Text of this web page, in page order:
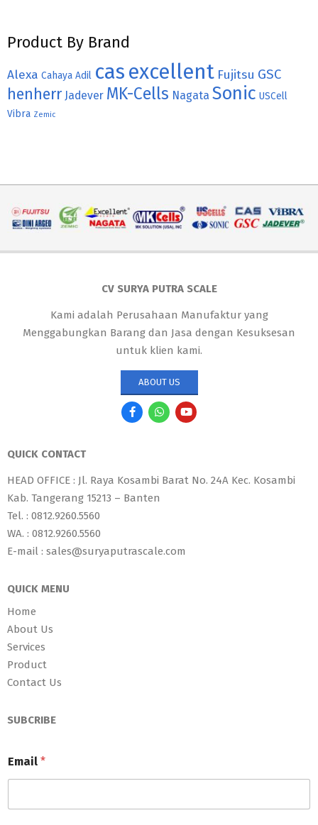
Product By Brand
Alexa Cahaya Adil cas excellent Fujitsu GSC
henherr Jadever MK-Cells Nagata Sonic USCell
Vibra Zemic
CV SURYA PUTRA SCALE
Kami adalah Perusahaan Manufaktur yang
Menggabungkan Barang dan Jasa dengan Kesuksesan
untuk klien kami.
ABOUT US
QUICK CONTACT
HEAD OFFICE : Jl. Raya Kosambi Barat No. 24A Kec. Kosambi
Kab. Tangerang 15213 – Banten
Tel. : 0812.9260.5560
WA. : 0812.9260.5560
E-mail : sales@suryaputrascale.com
QUICK MENU
Home
About Us
Services
Product
Contact Us
SUBCRIBE
Email *